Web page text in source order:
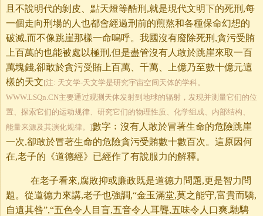
且不說明代的剝皮、點天燈等酷刑,就是現代文明下的死刑,每
一個走向刑場的人也都會經過刑前的煎熬和各種保命幻想的
破滅,而不像跳崖那樣一命嗚呼。我國沒有廢除死刑,貪污受賄
上百萬的也能被處以極刑,但是盡管沒有人敢於跳崖來取一百
萬塊錢,卻敢於貪污受賄上百萬、千萬、上億乃至數十億元這
樣的天文[注: 天文学-天文学是研究宇宙空间天体的学科。
WWW.LSQn.CN主要通过观测天体发射到地球的辐射，发现并测量它们的位
置、探索它们的运动规律、研究它们的物理性质、化学组成、内部结构、
能量来源及其演化规律。]數字﹔沒有人敢於冒著生命的危險跳崖
一次,卻敢於冒著生命的危險貪污受賄數十數百次。這原因何
在,老子的《道德經》已經作了有說服力的解釋。
在老子看來,腐敗抑或廉政既是道德力問題,更是智力問
題。從道德力來講,老子也強調,“金玉滿堂,莫之能守,富貴而驕,
自遺其咎”,“五色令人目盲,五音令人耳聾,五味令人口爽,馳騁